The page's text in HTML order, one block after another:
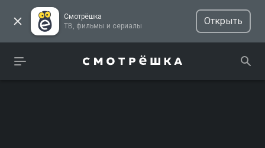
Смотрёшка
ТВ, фильмы и сериалы
Открыть